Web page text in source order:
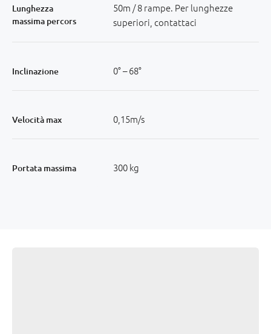
Lunghezza
massima percors
50m / 8 rampe. Per lunghezze
superiori, contattaci
Inclinazione 0° – 68°
Velocità max 0,15m/s
Portata massima 300 kg